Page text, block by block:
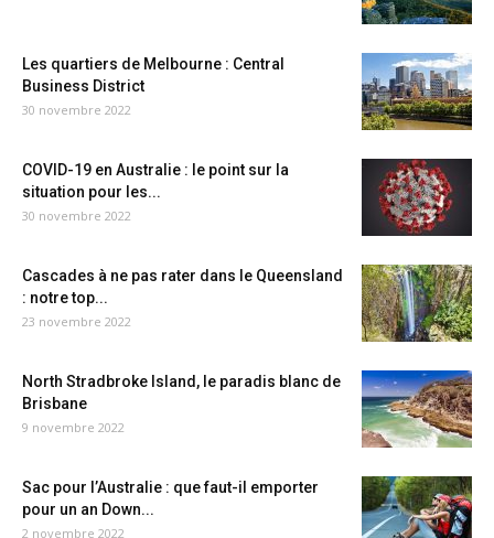
Les quartiers de Melbourne : Central
Business District
30 novembre 2022
COVID-19 en Australie : le point sur la
situation pour les...
30 novembre 2022
Cascades à ne pas rater dans le Queensland
: notre top...
23 novembre 2022
North Stradbroke Island, le paradis blanc de
Brisbane
9 novembre 2022
Sac pour l’Australie : que faut-il emporter
pour un an Down...
2 novembre 2022